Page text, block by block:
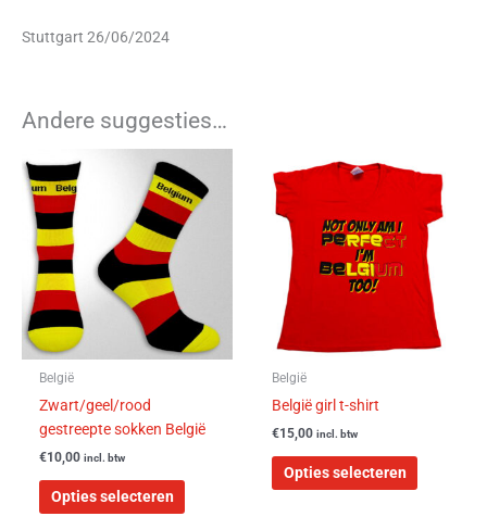
Stuttgart 26/06/2024
Andere suggesties…
België
Zwart/geel/rood
gestreepte sokken België
€10,00 incl. btw
Opties selecteren
product
heeft
meerdere
kan
gekozen
de
België
België girl t-shirt
€15,00 incl. btw
Opties selecteren
product
heeft
meerdere
variaties.
Deze
optie
kan
gekozen